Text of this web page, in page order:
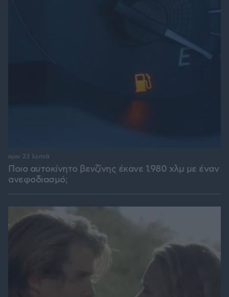
Ποιο αυτοκίνητο βενζίνης έκανε 1.980 χλμ με έναν
ανεφοδιασμό;
πριν 23 λεπτά